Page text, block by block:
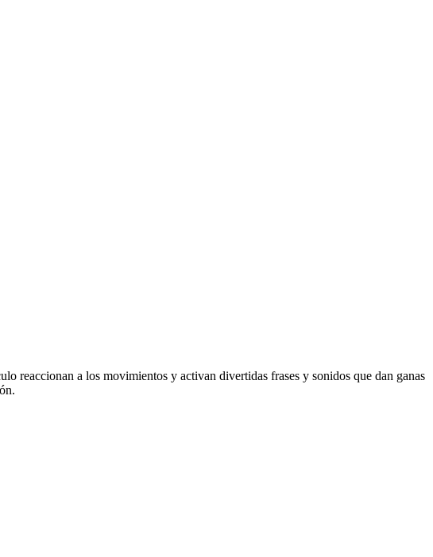
reaccionan a los movimientos y activan divertidas frases y sonidos que dan ganas